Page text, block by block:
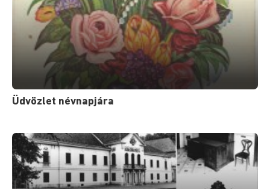
Üdvözlet névnapjára